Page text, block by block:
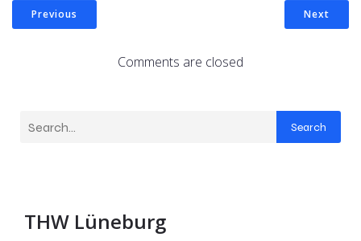
Previous Next
Comments are closed
Search
THW Lüneburg